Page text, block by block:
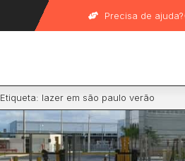
Precisa de ajuda?
Etiqueta: lazer em são paulo verão